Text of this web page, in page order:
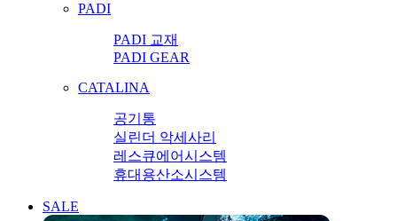
PADI
PADI 교재
PADI GEAR
CATALINA
공기통
실린더 악세사리
레스큐에어시스템
휴대용산소시스템
SALE